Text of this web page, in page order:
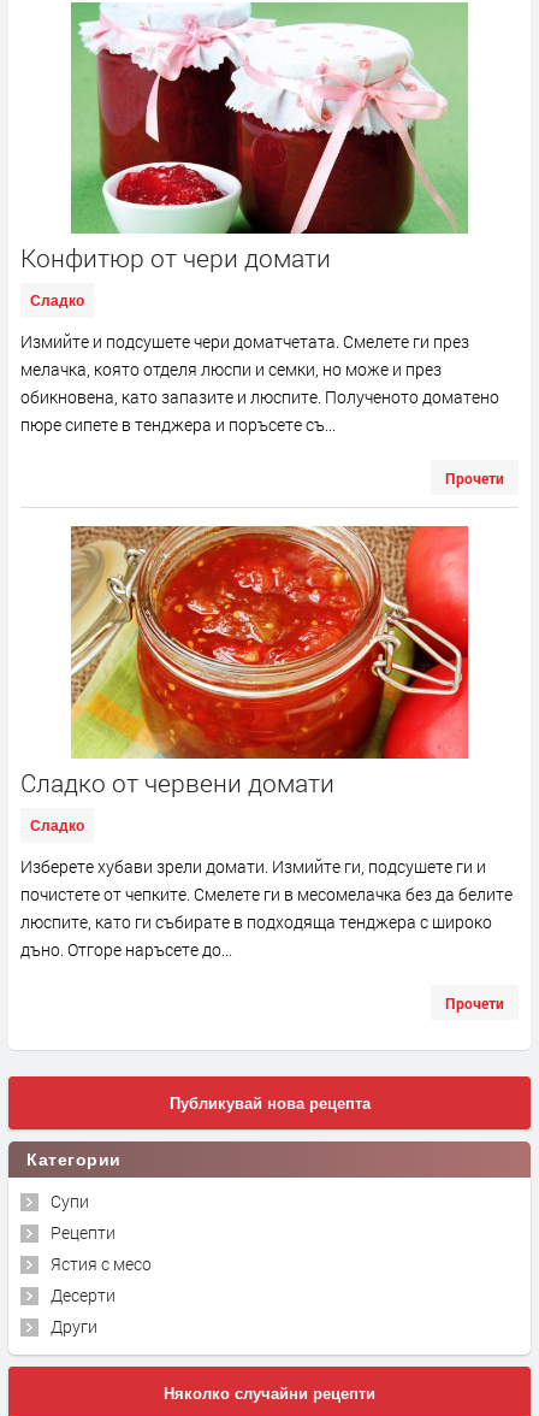
Конфитюр от чери домати
Сладко
Измийте и подсушете чери доматчетата. Смелете ги през
мелачка, която отделя люспи и семки, но може и през
обикновена, като запазите и люспите. Полученото доматено
пюре сипете в тенджера и поръсете съ...
Прочети
Сладко от червени домати
Сладко
Изберете хубави зрели домати. Измийте ги, подсушете ги и
почистете от чепките. Смелете ги в месомелачка без да белите
люспите, като ги събирате в подходяща тенджера с широко
дъно. Отгоре наръсете до...
Прочети
Публикувай нова рецепта
Категории
Супи
Рецепти
Ястия с месо
Десерти
Други
Няколко случайни рецепти